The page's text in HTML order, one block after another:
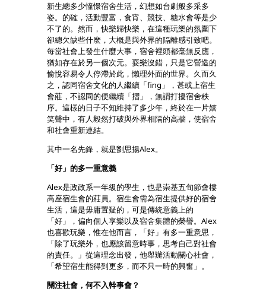
新生總多少憧憬宿舍生活，幻想如台劇般多采多
姿。的確，活動豐富，食宵、競技、糖水會等是少
不了的。然而，快樂歸快樂，在這種玩樂的氛圍下
卻總欠缺些什麼，大概是與外界的隔離感引致吧。
每當社會上發生什麼大事，宿舍裡頭都毫無反應，
猶如存在於另一個次元。耍樂沒錯，只是它營造的
愉悅容易令人停滯於此，懶理外面的世界。久而久
之，認同宿舍文化的人繼續「fing」，甚或上宿生
會莊，不認同的便繼續「摺」，無謂打擾宿舍秩
序。這樣的日子不知維持了多少年，終於在一片嬉
笑聲中，有人毅然打破與外界相隔的高牆，使宿舍
和社會重新連結。
其中一名先鋒，就是劉思揚Alex。
「好」的多一重意義
Alex是政政系一年級的學生，也是崇基五旬節會樓
高座宿生會的莊員。宿生會需為宿生提供好的宿舍
生活，這是毋庸置疑的，可是傳統意義上的
「好」，偏向個人享樂以及宿舍集體的榮譽。Alex
也喜歡玩樂，惟在他而言，「好」有多一重意思，
「除了玩樂外，也應該留意時事，思考自己對社會
的責任。」從這理念出發，他舉辦活動關心社會，
「希望宿生能得到更多，而不只一時的興奮」。
關注社會，何不入幹事會？